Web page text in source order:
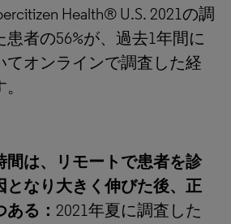
Health® U.S. 2021の調
者の56%が、過去1年間に
てオンラインで調査した経
間は、リモートで患者を診
となり大きく伸びた後、正
る： 2021年夏に調査した